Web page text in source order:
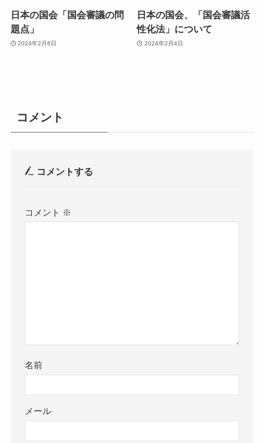
日本の国会「国会審議の問
題点」
2024年2月6日
日本の国会、「国会審議活
性化法」について
2024年2月4日
コメント
コメントする
コメント ※
名前
メール